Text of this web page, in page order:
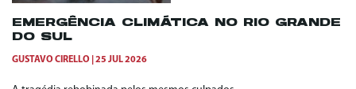
EMERGÊNCIA CLIMÁTICA NO RIO GRANDE
DO SUL
GUSTAVO CIRELLO 25 JUL 2026